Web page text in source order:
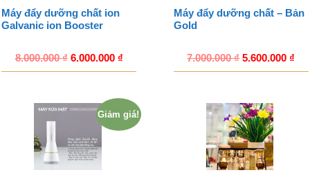
Máy đẩy dưỡng chất ion
Galvanic ion Booster
8.000.000₫ 6.000.000 ₫
Máy đẩy dưỡng chất – Bản
Gold
7.000.000₫ 5.600.000 ₫
Giảm giá!